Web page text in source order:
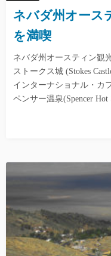
ネバダ州オース
を満喫
ネバダ州オースティン観
ストークス城 (Stokes
インターナショナル・カ
ペンサー温泉(Spencer Hot